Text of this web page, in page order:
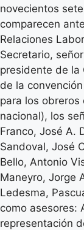
novecientos
comparecen
Relaciones
Secretario,
presidente de la
de la
para los
nacional), los
Franco, José A.
Sandoval, José
Bello, Antonio
Maneyro, Jorge
Ledesma,
como asesores:
representación